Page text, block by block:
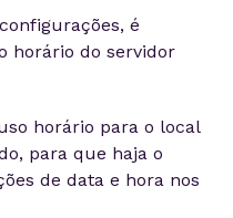
é
horário do servidor
horário para o local
para que haja o
de data e hora nos